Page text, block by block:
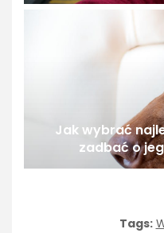
Jak wybrać
zadbać o
Tags: